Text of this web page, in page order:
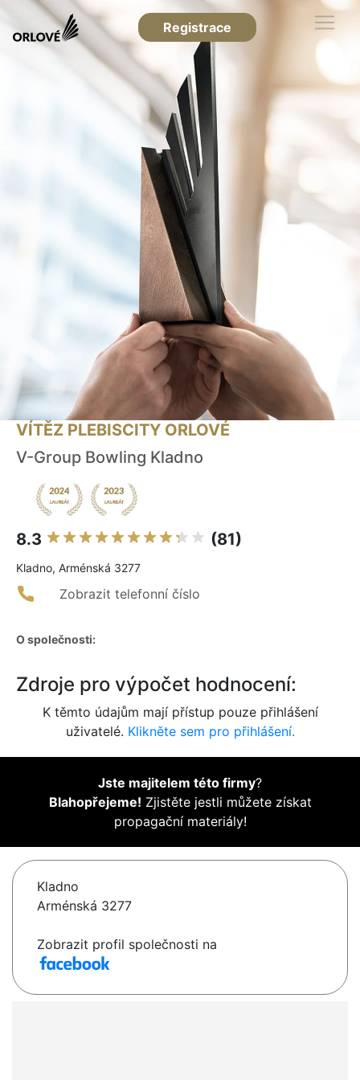
Registrace
VÍTĚZ PLEBISCITY ORLOVÉ
V-Group Bowling Kladno
8.3 (81)
Kladno, Arménská 3277
Zobrazit telefonní číslo
O společnosti:
Zdroje pro výpočet hodnocení:
K těmto údajům mají přístup pouze přihlášení
uživatelé. Klikněte sem pro přihlášení.
Jste majitelem této firmy?
Blahopřejeme! Zjistěte jestli můžete získat
propagační materiály!
Kladno
Arménská 3277
Zobrazit profil společnosti na